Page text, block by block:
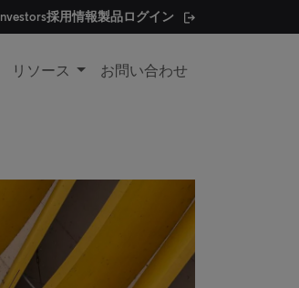
Investors採用情報製品ログイン
リソース お問い合わせ